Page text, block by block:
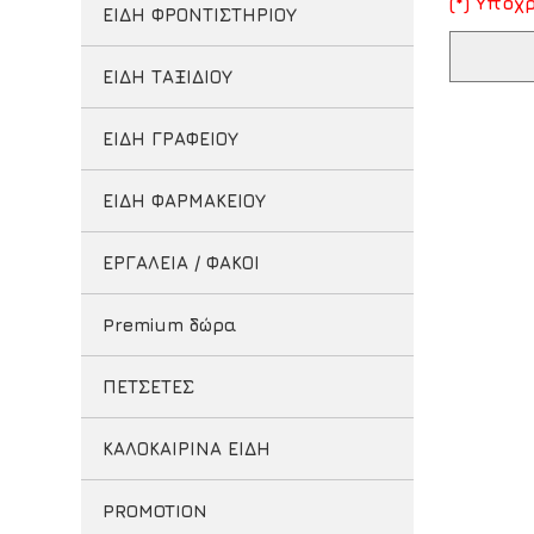
ΕΙΔΗ ΦΡΟΝΤΙΣΤΗΡΙΟΥ
ΕΙΔΗ ΤΑΞΙΔΙΟΥ
ΕΙΔΗ ΓΡΑΦΕΙΟΥ
ΕΙΔΗ ΦΑΡΜΑΚΕΙΟΥ
ΕΡΓΑΛΕΙΑ / ΦΑΚΟΙ
Premium δώρα
ΠΕΤΣΕΤΕΣ
ΚΑΛΟΚΑΙΡΙΝΑ ΕΙΔΗ
PROMOTION